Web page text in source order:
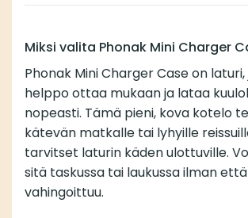
Miksi valita Phonak Mini Charger
Phonak Mini Charger Case on
helppo ottaa mukaan ja lataa
nopeasti. Tämä pieni, kova kotelo
kätevän matkalle tai lyhyille
tarvitset laturin käden ulottuville.
sitä taskussa tai laukussa ilman
vahingoittuu.